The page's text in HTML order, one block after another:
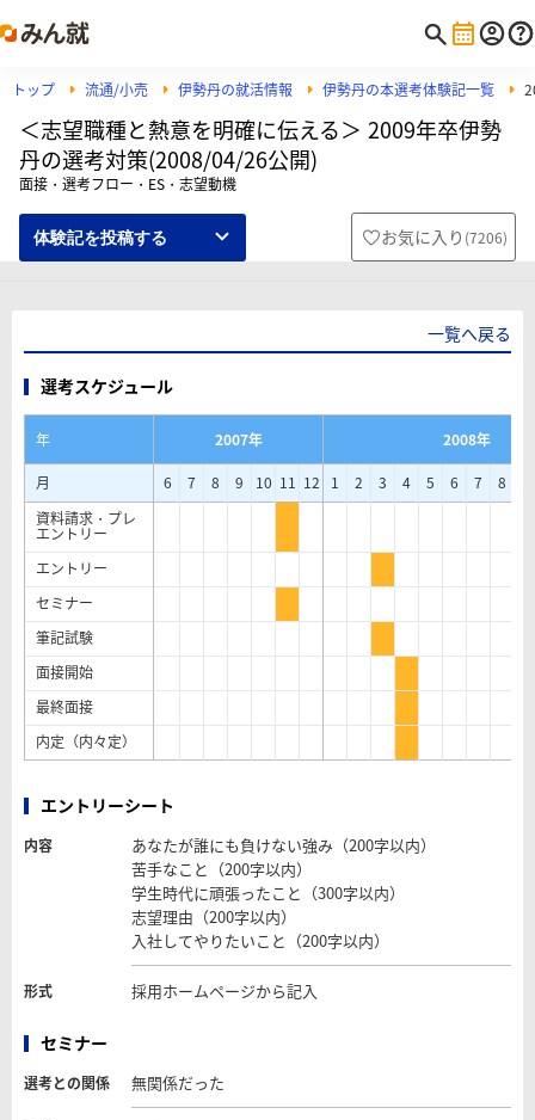
トップ 流通/小売 伊勢丹の就活情報 伊勢丹の本選考体験記一覧
＜志望職種と熱意を明確に伝える＞ 2009年卒伊勢
丹の選考対策(2008/04/26公開)
面接・選考フロー・ES・志望動機
体験記を投稿する お気に入り (7206)
一覧へ戻る
選考スケジュール
年 2007年
2008年
月
6 7 8 9 10 11 12 1 2 3 4 5 6 7 8
資料請求・プレ
エントリー
エントリー
セミナー
筆記試験
面接開始
最終面接
内定（内々定）
エントリーシート
内容
あなたが誰にも負けない強み（200字以内）
苦手なこと（200字以内）
学生時代に頑張ったこと（300字以内）
志望理由（200字以内）
入社してやりたいこと（200字以内）
形式 採用ホームページから記入
セミナー
選考との関係 無関係だった